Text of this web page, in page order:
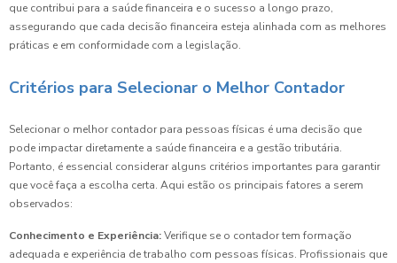
que contribui para a saúde financeira e o sucesso a longo prazo,
assegurando que cada decisão financeira esteja alinhada com as melhores
práticas e em conformidade com a legislação.
Critérios para Selecionar o Melhor Contador
Selecionar o melhor contador para pessoas físicas é uma decisão que
pode impactar diretamente a saúde financeira e a gestão tributária.
Portanto, é essencial considerar alguns critérios importantes para garantir
que você faça a escolha certa. Aqui estão os principais fatores a serem
observados:
Conhecimento e Experiência:Verifique se o contador tem formação
adequada e experiência de trabalho com pessoas físicas. Profissionais que